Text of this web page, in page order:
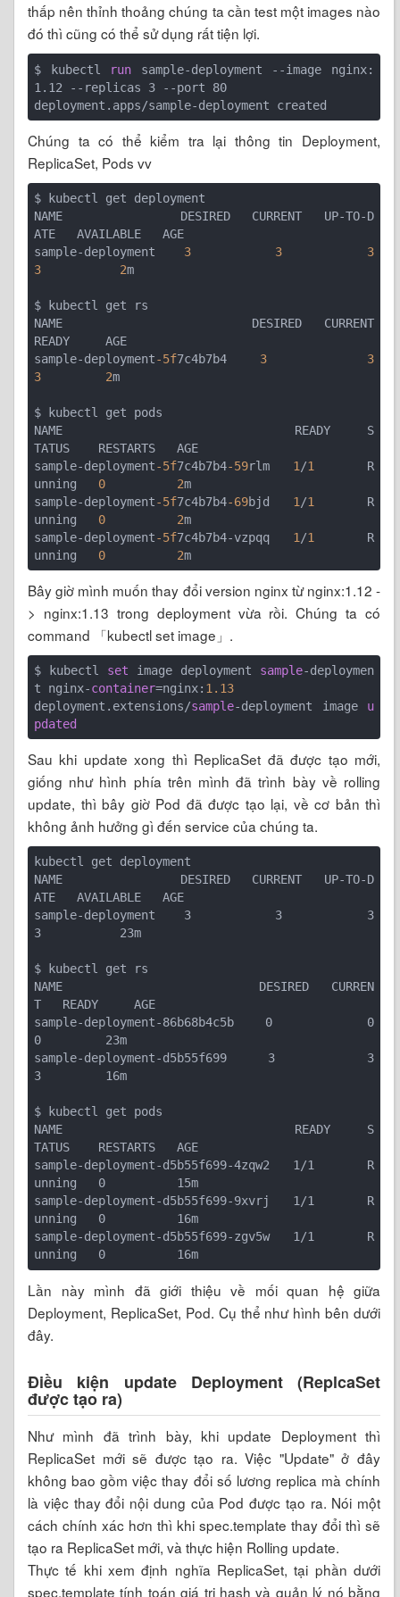
thấp nên thỉnh thoảng chúng ta cần test một images nào
đó thì cũng có thể sử dụng rất tiện lợi.
$ kubectl run sample-deployment --image nginx:
Chúng ta có thể kiểm tra lại thông tin Deployment,
ReplicaSet, Pods vv
$ kubectl get deployment
NAME                DESIRED   CURRENT   UP-TO-D
ATE   AVAILABLE   AGE
sample-deployment 3 3
3
3
2m
$ kubectl get rs
NAME                          DESIRED   CURRENT
READY     AGE
sample-deployment-5f7c4b7b4 3
3
3
2m
$ kubectl get pods
NAME                                READY     S
TATUS    RESTARTS   AGE
sample-deployment-5f7c4b7b4-59rlm 1 /1
       R
unning 0 2m
sample-deployment-5f7c4b7b4-69bjd 1 /1
       R
unning 0 2m
sample-deployment-5f7c4b7b4-vzpqq 1 /1
       R
unning 0 2
Bây giờ mình muốn thay đổi version nginx từ nginx:1.12 -
> nginx:1.13 trong deployment vừa rồi. Chúng ta có
command 「kubectl set image」.
$ kubectl set image deployment sample-deploymen
t nginx-container=nginx: 1.13
deployment.extensions/sample-deployment image u
pdated
Sau khi update xong thì ReplicaSet đã được tạo mới,
giống như hình phía trên mình đã trình bày về rolling
update, thì bây giờ Pod đã được tạo lại, về cơ bản thì
không ảnh hưởng gì đến service của chúng ta.
kubectl get deployment
NAME                DESIRED   CURRENT   UP-TO-D
ATE   AVAILABLE   AGE
sample-deployment   3         3         3
3           23m
$ kubectl get rs
NAME                           DESIRED   CURREN
T   READY     AGE
sample-deployment-86b68b4c5b   0         0
0         23m
sample-deployment-d5b55f699    3         3
3         16m
$ kubectl get pods
NAME                                READY     S
TATUS    RESTARTS   AGE
sample-deployment-d5b55f699-4zqw2   1/1       R
unning   0          15m
sample-deployment-d5b55f699-9xvrj   1/1       R
unning   0          16m
sample-deployment-d5b55f699-zgv5w   1/1       R
Lần này mình đã giới thiệu về mối quan hệ giữa
Deployment, ReplicaSet, Pod. Cụ thể như hình bên dưới
đây.
Điều kiện update Deployment (ReplcaSet
được tạo ra)
Như mình đã trình bày, khi update Deployment thì
ReplicaSet mới sẽ được tạo ra. Việc "Update" ở đây
không bao gồm việc thay đổi số lương replica mà chính
là việc thay đổi nội dung của Pod được tạo ra. Nói một
cách chính xác hơn thì khi spec.template thay đổi thì sẽ
tạo ra ReplicaSet mới, và thực hiện Rolling update.
Thực tế khi xem định nghĩa ReplicaSet, tại phần dưới
spec.template tính toán giá trị hash và quản lý nó bằng